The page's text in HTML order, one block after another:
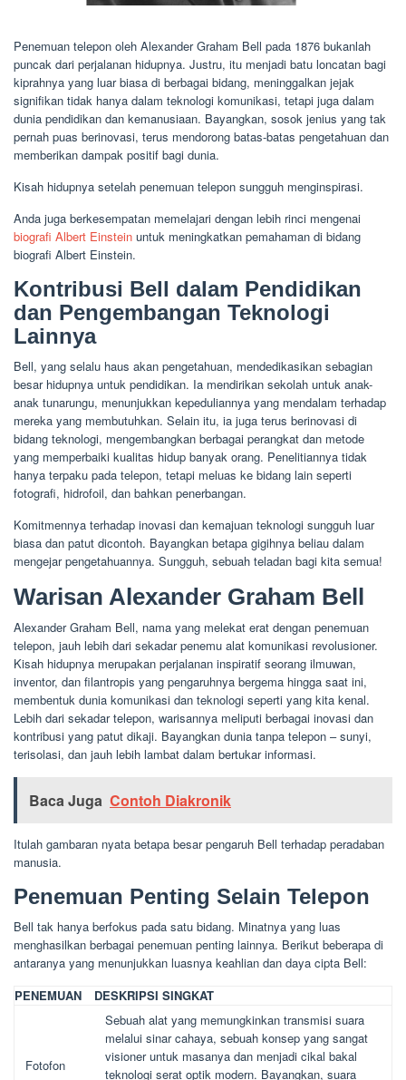
Penemuan telepon oleh Alexander Graham Bell pada 1876 bukanlah
puncak dari perjalanan hidupnya. Justru, itu menjadi batu loncatan bagi
kiprahnya yang luar biasa di berbagai bidang, meninggalkan jejak
signifikan tidak hanya dalam teknologi komunikasi, tetapi juga dalam
dunia pendidikan dan kemanusiaan. Bayangkan, sosok jenius yang tak
pernah puas berinovasi, terus mendorong batas-batas pengetahuan dan
memberikan dampak positif bagi dunia.
Kisah hidupnya setelah penemuan telepon sungguh menginspirasi.
Anda juga berkesempatan memelajari dengan lebih rinci mengenai
biografi Albert Einstein untuk meningkatkan pemahaman di bidang
biografi Albert Einstein.
Kontribusi Bell dalam Pendidikan
dan Pengembangan Teknologi
Lainnya
Bell, yang selalu haus akan pengetahuan, mendedikasikan sebagian
besar hidupnya untuk pendidikan. Ia mendirikan sekolah untuk anak-
anak tunarungu, menunjukkan kepeduliannya yang mendalam terhadap
mereka yang membutuhkan. Selain itu, ia juga terus berinovasi di
bidang teknologi, mengembangkan berbagai perangkat dan metode
yang memperbaiki kualitas hidup banyak orang. Penelitiannya tidak
hanya terpaku pada telepon, tetapi meluas ke bidang lain seperti
fotografi, hidrofoil, dan bahkan penerbangan.
Komitmennya terhadap inovasi dan kemajuan teknologi sungguh luar
biasa dan patut dicontoh. Bayangkan betapa gigihnya beliau dalam
mengejar pengetahuannya. Sungguh, sebuah teladan bagi kita semua!
Warisan Alexander Graham Bell
Alexander Graham Bell, nama yang melekat erat dengan penemuan
telepon, jauh lebih dari sekadar penemu alat komunikasi revolusioner.
Kisah hidupnya merupakan perjalanan inspiratif seorang ilmuwan,
inventor, dan filantropis yang pengaruhnya bergema hingga saat ini,
membentuk dunia komunikasi dan teknologi seperti yang kita kenal.
Lebih dari sekadar telepon, warisannya meliputi berbagai inovasi dan
kontribusi yang patut dikaji. Bayangkan dunia tanpa telepon – sunyi,
terisolasi, dan jauh lebih lambat dalam bertukar informasi.
Baca Juga Contoh Diakronik
Itulah gambaran nyata betapa besar pengaruh Bell terhadap peradaban
manusia.
Penemuan Penting Selain Telepon
Bell tak hanya berfokus pada satu bidang. Minatnya yang luas
menghasilkan berbagai penemuan penting lainnya. Berikut beberapa di
antaranya yang menunjukkan luasnya keahlian dan daya cipta Bell:
PENEMUAN
DESKRIPSI SINGKAT
Fotofon
Sebuah alat yang memungkinkan transmisi suara
melalui sinar cahaya, sebuah konsep yang sangat
visioner untuk masanya dan menjadi cikal bakal
teknologi serat optik modern. Bayangkan, suara